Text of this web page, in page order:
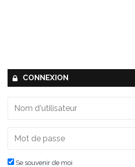
CONNEXION
Se souvenir de moi